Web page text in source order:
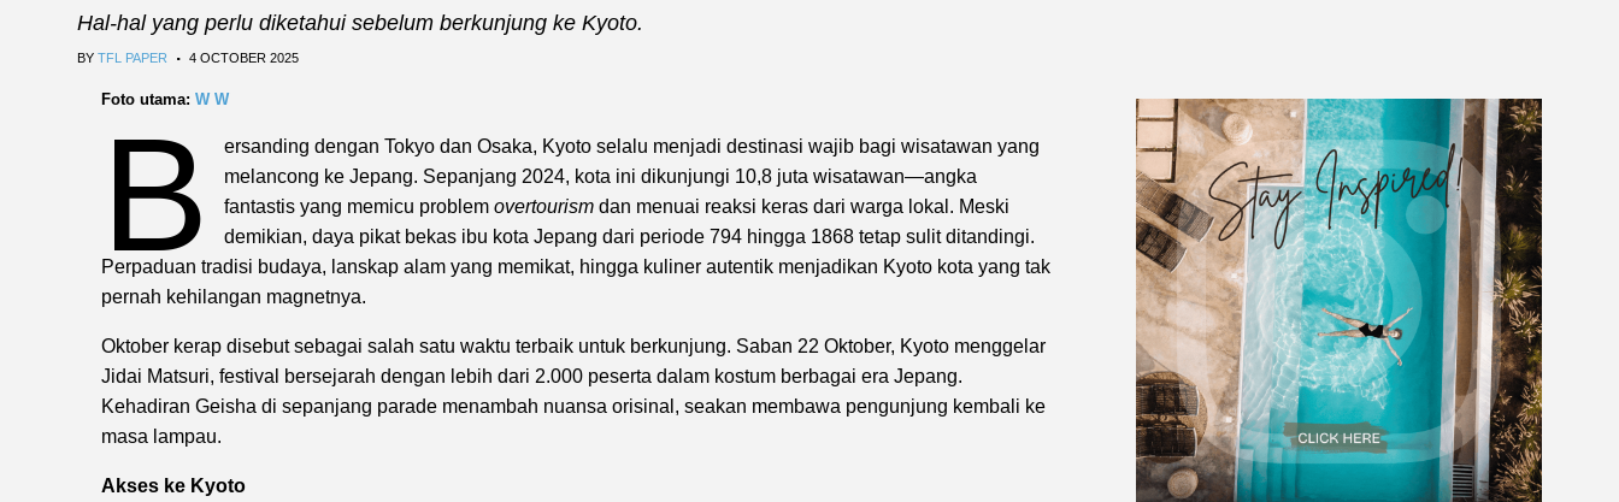
Hal-hal yang perlu diketahui sebelum berkunjung ke Kyoto.
BY TFL PAPER . 4 OCTOBER 2025
Foto utama: W W
B
ersanding dengan Tokyo dan Osaka, Kyoto selalu menjadi destinasi wajib bagi wisatawan yang
melancong ke Jepang. Sepanjang 2024, kota ini dikunjungi 10,8 juta wisatawan—angka
fantastis yang memicu problemovertourism dan menuai reaksi keras dari warga lokal. Meski
demikian, daya pikat bekas ibu kota Jepang dari periode 794 hingga 1868 tetap sulit ditandingi.
Perpaduan tradisi budaya, lanskap alam yang memikat, hingga kuliner autentik menjadikan Kyoto kota yang tak
pernah kehilangan magnetnya.
Oktober kerap disebut sebagai salah satu waktu terbaik untuk berkunjung. Saban 22 Oktober, Kyoto menggelar
Jidai Matsuri, festival bersejarah dengan lebih dari 2.000 peserta dalam kostum berbagai era Jepang.
Kehadiran Geisha di sepanjang parade menambah nuansa orisinal, seakan membawa pengunjung kembali ke
masa lampau.
Akses ke Kyoto